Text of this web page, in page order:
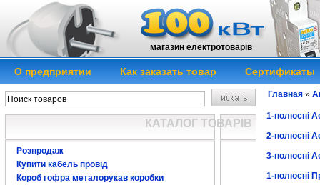
магазин електротоварів
О предприятии Как заказать товар Сертификаты
КАТАЛОГ ТОВАРІВ
Розпродаж
Купити кабель провід
Короб гофра металорукав коробки
Главная »
1-полюсні
2-полюсні
3-полюсні
1-полюсні